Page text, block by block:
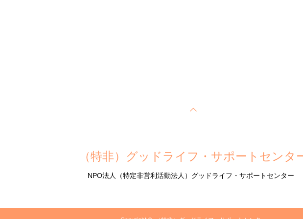
（特非）グッドライフ・サポートセンタ
NPO法人（特定非営利活動法人）グッドライフ・サポートセンター